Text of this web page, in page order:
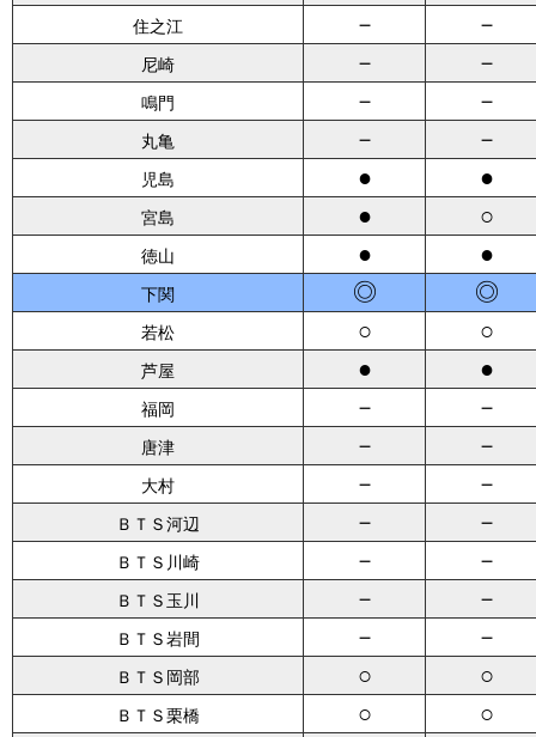
住之江 － －
尼崎 － －
鳴門 － －
丸亀 － －
児島 ● ●
宮島 ● ○
徳山 ● ●
下関 ◎ ◎
若松 ○ ○
芦屋 ● ●
福岡 － －
唐津 － －
大村 － －
ＢＴＳ河辺 － －
ＢＴＳ川崎 － －
ＢＴＳ玉川 － －
ＢＴＳ岩間 － －
ＢＴＳ岡部 ○ ○
ＢＴＳ栗橋 ○ ○